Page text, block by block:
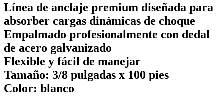
Línea de anclaje premium diseñada para
absorber cargas dinámicas de choque
Empalmado profesionalmente con dedal
de acero galvanizado
Flexible y fácil de manejar
Tamaño: 3/8 pulgadas x 100 pies
Color: blanco